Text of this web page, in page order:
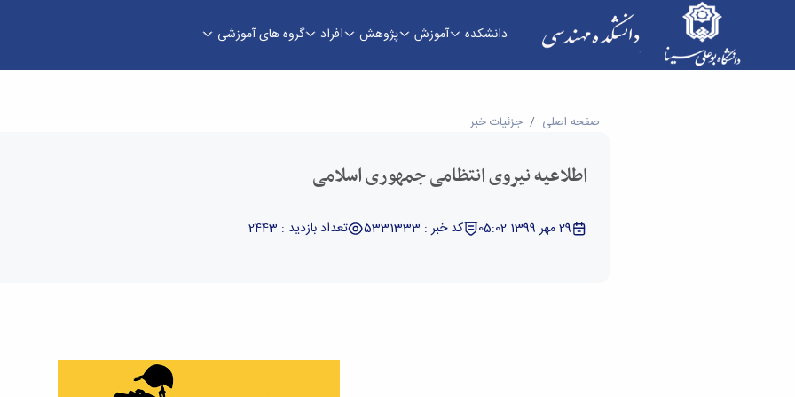
دانشکده آموزش پژوهش افراد گروه های آموزشی
اطلاعیه نیروی انتظامی جمهوری اسلامی - دانشکده فنی و مهندسی
صفحه اصلی جزئیات خبر
اطلاعیه نیروی انتظامی جمهوری اسلامی
29 مهر 1399 05:02 کد خبر : 5331333 تعداد بازدید : 2443